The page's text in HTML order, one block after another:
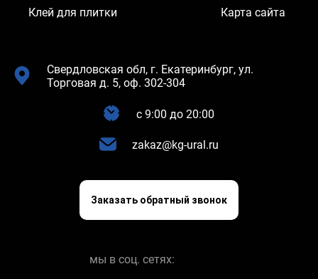
Клей для плитки Карта сайта
Свердловская обл, г. Екатеринбург, ул.
Торговая д. 5, оф. 302-304
c 9:00 до 20:00
zakaz@kg-ural.ru
Заказать обратный звонок
мы в соц. сетях: